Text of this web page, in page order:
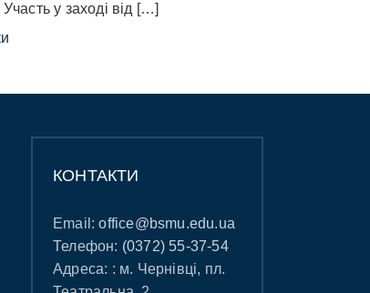
Участь у заході від […]
КОНТАКТИ
Email:office@bsmu.edu.ua
Телефон: (0372) 55-37-54
Адреса: : м. Чернівці, пл.